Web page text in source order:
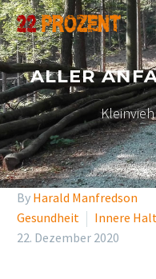
ALLER
By Harald Manfredson
Gesundheit
Innere
22. Dezember 2020